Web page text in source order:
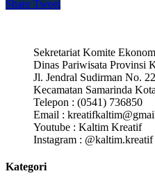
Share Tweet
Sekretariat Komite
Dinas Pariwisata Provinsi
Jl. Jendral Sudirman No.
Kecamatan Samarinda
Telepon : (0541) 736850
Email :
Youtube : Kaltim Kreatif
Instagram : @kaltim.kreatif
Kategori